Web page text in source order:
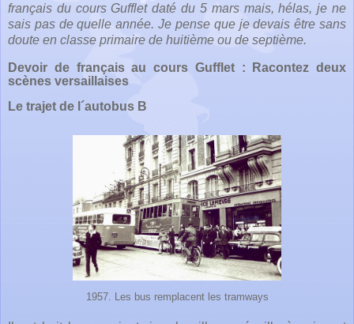
français du cours Gufflet daté du 5 mars mais, hélas, je ne
sais pas de quelle année. Je pense que je devais être sans
doute en classe primaire de huitième ou de septième.
Devoir de français au cours Gufflet : Racontez deux
scènes versaillaises
Le trajet de l´autobus B
1957. Les bus remplacent les tramways